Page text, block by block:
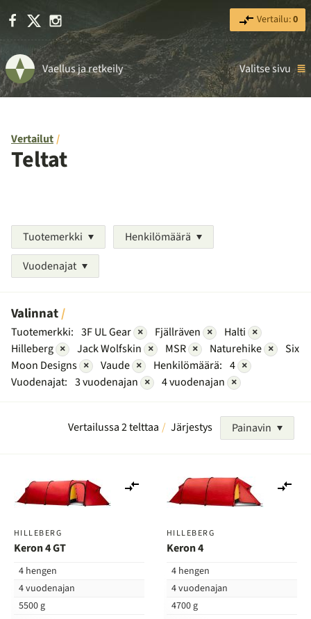
Facebook Instagram Vertailu:0
Vaellus ja retkeily Valitse sivu
Vertailut
Teltat
Tuotemerkki
Henkilömäärä
Vuodenajat
Valinnat
Tuotemerkki: 3F UL Gear × Fjällräven × Halti ×
Hilleberg × Jack Wolfskin × MSR × Naturehike ×
Six
Moon Designs × Vaude × Henkilömäärä: 4 ×
Vuodenajat: 3 vuodenajan × 4 vuodenajan ×
Vertailussa 2 telttaa Järjestys Painavin
HILLEBERG
Keron 4 GT
4 hengen
4 vuodenajan
5500 g
vertailuun
HILLEBERG
Keron 4
4 hengen
4 vuodenajan
4700 g